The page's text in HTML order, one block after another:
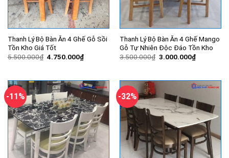
Thanh Lý Bộ Bàn Ăn 4 Ghế Gỗ Sồi
Tồn Kho Giá Tốt
5.500.000₫ Giá
4.750.000₫Giá
hiện
4.750.000₫.
Thanh Lý Bộ Bàn Ăn 4 Ghế Mango
Gỗ Tự Nhiên Độc Đáo Tồn Kho
3.500.000₫ Giá
3.000.000₫Giá
hiện
-11% -32%